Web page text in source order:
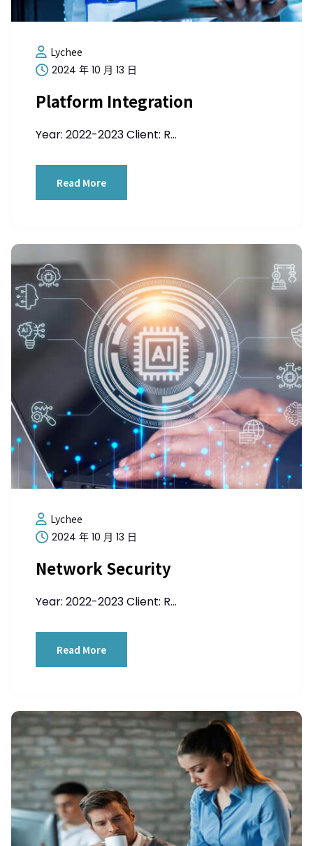
Lychee
2024 年 10 月 13 日
Platform Integration
Year: 2022-2023 Client: R...
Read More
Lychee
2024 年 10 月 13 日
Network Security
Year: 2022-2023 Client: R...
Read More